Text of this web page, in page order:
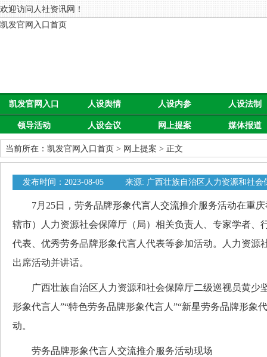
欢迎访问人社资讯网！
凯发官网入口首页
凯发官网入口
首页
人设舆情 人设内参 人设法制
领导活动 人设会议 网上提案 媒体报道
当前所在： 凯发官网入口首页 > 网上提案 > 正文
发布时间：2023-08-05
来源: 广西壮族自治区人力资源和社会
7月25日，劳务品牌形象代言人交流推介服务活动在重庆
辖市）人力资源社会保障厅（局）相关负责人、专家学者、
代表、优秀劳务品牌形象代言人代表等参加活动。人力资源
出席活动并讲话。
广西壮族自治区人力资源和社会保障厅二级巡视员黄少
形象代言人”“特色劳务品牌形象代言人”“新星劳务品牌形象
动。
劳务品牌形象代言人交流推介服务活动现场